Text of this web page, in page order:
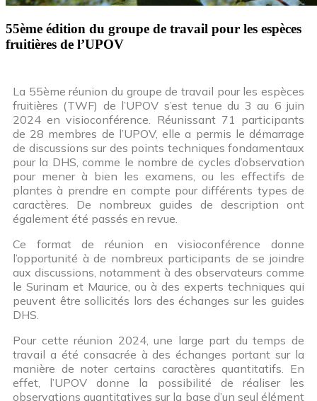
55ème édition du groupe de travail pour les espèces
fruitières de l’UPOV
La 55ème réunion du groupe de travail pour les espèces
fruitières (TWF) de l’UPOV s’est tenue du 3 au 6 juin
2024 en visioconférence. Réunissant 71 participants
de 28 membres de l’UPOV, elle a permis le démarrage
de discussions sur des points techniques fondamentaux
pour la DHS, comme le nombre de cycles d’observation
pour mener à bien les examens, ou les effectifs de
plantes à prendre en compte pour différents types de
caractères. De nombreux guides de description ont
également été passés en revue.
Ce format de réunion en visioconférence donne
l’opportunité à de nombreux participants de se joindre
aux discussions, notamment à des observateurs comme
le Surinam et Maurice, ou à des experts techniques qui
peuvent être sollicités lors des échanges sur les guides
DHS.
Pour cette réunion 2024, une large part du temps de
travail a été consacrée à des échanges portant sur la
manière de noter certains caractères quantitatifs. En
effet, l’UPOV donne la possibilité de réaliser les
observations quantitatives sur la base d’un seul élément